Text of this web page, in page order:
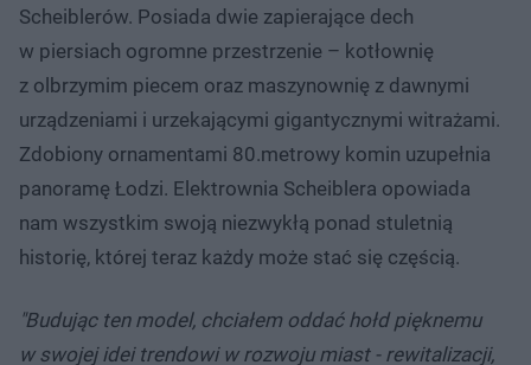
Scheiblerów. Posiada dwie zapierające dech
w piersiach ogromne przestrzenie – kotłownię
z olbrzymim piecem oraz maszynownię z dawnymi
urządzeniami i urzekającymi gigantycznymi witrażami.
Zdobiony ornamentami 80.metrowy komin uzupełnia
panoramę Łodzi. Elektrownia Scheiblera opowiada
nam wszystkim swoją niezwykłą ponad stuletnią
historię, której teraz każdy może stać się częścią.
"Budując ten model, chciałem oddać hołd pięknemu
w swojej idei trendowi w rozwoju miast - rewitalizacji,